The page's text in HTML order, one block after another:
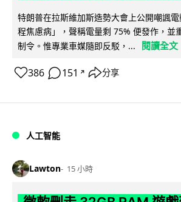
特朗普在拉斯維加斯造勢大會上公開嘲諷
程焦慮病」，聲稱電量剩 75% 便發作，並
制令。惟專業車媒隨即反駁，...
閱讀全文
386 151 ↗ 分享
人工智能
Lawton 15 小時